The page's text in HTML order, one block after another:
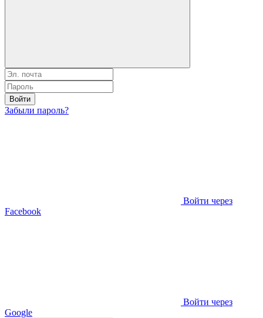
Войти
Забыли пароль?
Войти через
Facebook
Войти через
Google